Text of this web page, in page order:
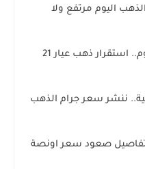
اليوم مرتفع ولا
أسعار الذهب في السعودية اليوم.. استقرار ذهب عيار 21
ننشر سعر جرام الذهب
فوق 4300 دولار.. تفاصيل صعود سعر اونصة